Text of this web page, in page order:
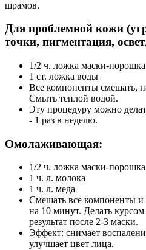
шрамов.
Для проблемной кожи
точки, пигментация,
1/2 ч. ложка маски-порошка
1 ст. ложка воды
Все компоненты смешать,
Смыть теплой водой.
Эту процедуру можно
- 1 раз в неделю.
Омолаживающая:
1/2 ч. ложка маски-порошка
1 ч. л. молока
1 ч. л. меда
Смешать все компоненты
на 10 минут. Делать
результат после 2-3 маски.
Эффект: снимает
улучшает цвет лица.